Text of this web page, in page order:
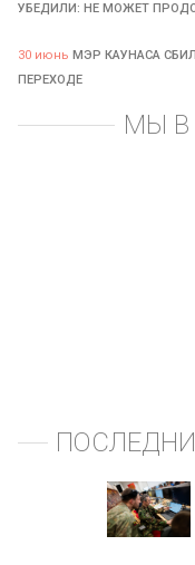
УБЕДИЛИ: НЕ МОЖЕТ
30 июнь МЭР КАУНАСА
ПЕРЕХОДЕ
МЫ В